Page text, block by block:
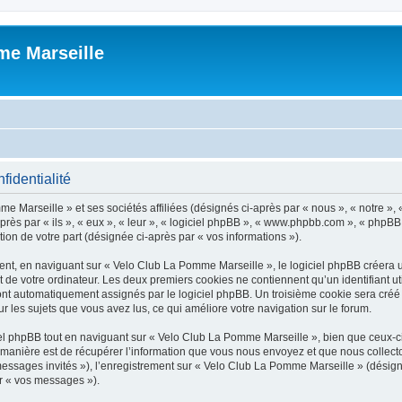
Marseille
Marseille » et ses sociétés affiliées (désignés ci-après par « nous », « notre »,
par « ils », « eux », « leur », « logiciel phpBB », « www.phpbb.com », «
de votre part (désignée ci-après par « vos informations »).
en naviguant sur « Velo Club La Pomme Marseille », le logiciel phpBB
votre ordinateur. Les deux premiers cookies ne contiennent qu’un identifiant
automatiquement assignés par le logiciel phpBB. Un troisième cookie sera
les sujets que vous avez lus, ce qui améliore votre navigation sur le forum.
tout en naviguant sur « Velo Club La Pomme Marseille », bien que
est de récupérer l’information que vous nous envoyez et que nous
invités »), l’enregistrement sur « Velo Club La Pomme Marseille »
vos messages »).